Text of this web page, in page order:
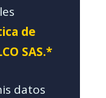
de
SAS.*
datos